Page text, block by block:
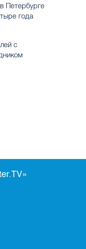
Петербурге
года
с